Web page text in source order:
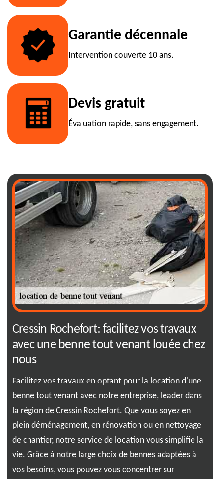
Garantie décennale
Intervention couverte 10 ans.
Devis gratuit
Évaluation rapide, sans engagement.
Cressin Rochefort: facilitez vos travaux
avec une benne tout venant louée chez
nous
Facilitez vos travaux en optant pour la location d'une
benne tout venant avec notre entreprise, leader dans
la région de Cressin Rochefort. Que vous soyez en
plein déménagement, en rénovation ou en nettoyage
de chantier, notre service de location vous simplifie la
vie. Grâce à notre large choix de bennes adaptées à
vos besoins, vous pouvez vous concentrer sur